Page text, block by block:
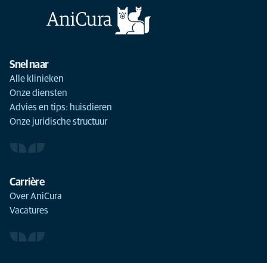
Snel naar
Alle klinieken
Onze diensten
Advies en tips: huisdieren
Onze juridische structuur
Carrière
Over AniCura
Vacatures